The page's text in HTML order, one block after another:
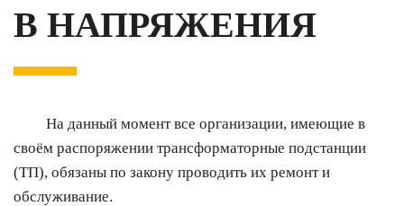
В НАПРЯЖЕНИЯ
На данный момент все организации, имеющие в
своём распоряжении трансформаторные подстанции
(ТП), обязаны по закону проводить их ремонт и
обслуживание.